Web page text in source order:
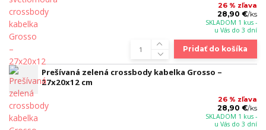
26 % zľava
28,90 €/ks
SKLADOM 1 kus -
u Vás do 3 dní
Pridať do košíka
Prešívaná zelená crossbody kabelka Grosso –
27x20x12 cm
26 % zľava
28,90 €/ks
SKLADOM 1 kus -
u Vás do 3 dní